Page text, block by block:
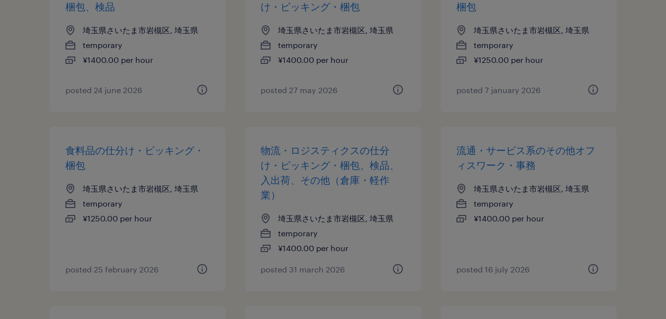
梱包、検品
埼玉県さいたま市岩槻区, 埼玉県
temporary
¥1400.00 per hour
posted 24 june 2026
け・ピッキング・梱包
埼玉県さいたま市岩槻区, 埼玉県
temporary
¥1400.00 per hour
posted 27 may 2026
梱包
埼玉県さいたま市岩槻区, 埼玉県
temporary
¥1250.00 per hour
posted 7 january 2026
食料品の仕分け・ピッキング・
梱包
埼玉県さいたま市岩槻区, 埼玉県
temporary
¥1250.00 per hour
posted 25 february 2026
物流・ロジスティクスの仕分
け・ピッキング・梱包、検品、
入出荷、その他（倉庫・軽作
業）
埼玉県さいたま市岩槻区, 埼玉県
temporary
¥1400.00 per hour
posted 31 march 2026
流通・サービス系のその他オフ
ィスワーク・事務
埼玉県さいたま市岩槻区, 埼玉県
temporary
¥1400.00 per hour
posted 16 july 2026